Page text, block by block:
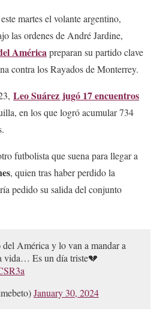
martes el volante argentino,
las ordenes de André Jardine,
Américapreparan su partido clave
contra los Rayados de Monterrey.
Leo Suárez jugó 17 encuentros
en los que logró acumular 734
futbolista que suena para llegar a
, quien tras haber perdido la
pedido su salida del conjunto
del América y lo van a mandar a
vida… Es un día triste💔
January 30, 2024